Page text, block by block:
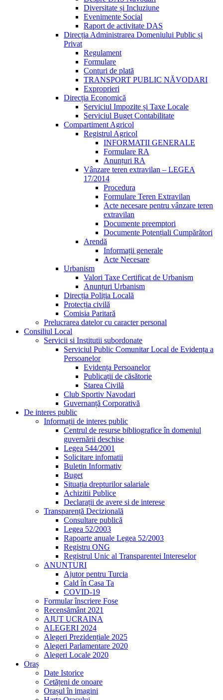
Diversitate și Incluziune
Evenimente Social
Raport de activitate DAS
Direcția Administrarea Domeniului Public și
Privat
Regulament
Formulare
Conturi de plată
TRANSPORT PUBLIC NĂVODARI
Exproprieri
Direcția Economică
Serviciul Impozite și Taxe Locale
Serviciul Buget Contabilitate
Compartiment Agricol
Registrul Agricol
INFORMATII GENERALE
Formulare RA
Anunțuri RA
Vânzare teren extravilan – LEGEA
17/2014
Procedura
Formulare Teren Extravilan
Acte necesare pentru vânzare teren
extravilan
Documente preemptori
Documente Potențiali Cumpărători
Arendă
Informații generale
Acte Necesare
Urbanism
Valori Taxe Certificat de Urbanism
Anunțuri Urbanism
Direcția Poliția Locală
Protecția civilă
Comisia Paritară
Prelucrarea datelor cu caracter personal
Consiliul Local
Servicii si Institutii subordonate
Serviciul Public Comunitar Local de Evidența a
Persoanelor
Evidența Persoanelor
Publicații de căsătorie
Starea Civilă
Club Sportiv Navodari
Guvernanță Corporativă
De interes public
Informații de interes public
Centrul de resurse bibliografice în domeniul
guvernării deschise
Legea 544/2001
Solicitare infomatii
Buletin Informativ
Buget
Situația drepturilor salariale
Achizitii Publice
Declarații de avere si de interese
Transparență Decizională
Consultare publică
Legea 52/2003
Rapoarte anuale Legea 52/2003
Registru ONG
Registrul Unic al Transparentei Intereselor
ANUNȚURI
Ajutor pentru Turcia
Cald în Casa Ta
COVID-19
Formular înscriere Fose
Recensământ 2021
AJUT UCRAINA
ALEGERI 2024
Alegeri Prezidențiale 2025
Alegeri Parlamentare 2020
Alegeri Locale 2020
Oraș
Date Istorice
Cetățeni de onoare
Orașul în imagini